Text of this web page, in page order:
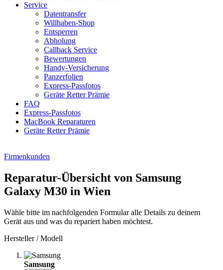
Service
Datentransfer
Willhaben-Shop
Entsperren
Abholung
Callback Service
Bewertungen
Handy-Versicherung
Panzerfolien
Express-Passfotos
Geräte Retter Prämie
FAQ
Express-Passfotos
MacBook Reparaturen
Geräte Retter Prämie
Firmenkunden
Reparatur-Übersicht von Samsung
Galaxy M30 in Wien
Wähle bitte im nachfolgenden Formular alle Details zu deinem
Gerät aus und was du repariert haben möchtest.
Hersteller / Modell
Samsung